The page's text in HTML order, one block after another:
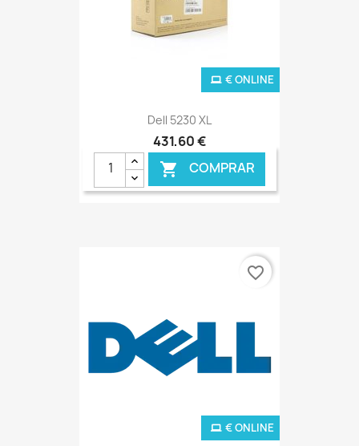
Dell 5230 XL
431,60 €
 COMPRAR
€ ONLINE
€ ONLINE
favorite_border